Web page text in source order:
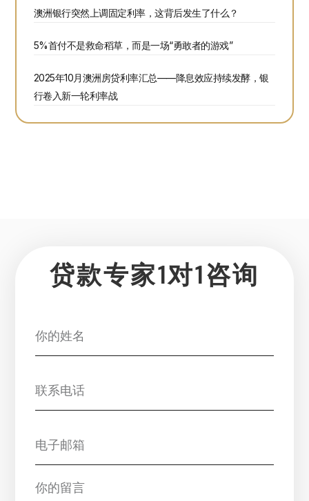
澳洲银行突然上调固定利率，这背后发生了什么？
5%首付不是救命稻草，而是一场“勇敢者的游戏”
2025年10月澳洲房贷利率汇总——降息效应持续发酵，银
行卷入新一轮利率战
贷款专家1对1咨询